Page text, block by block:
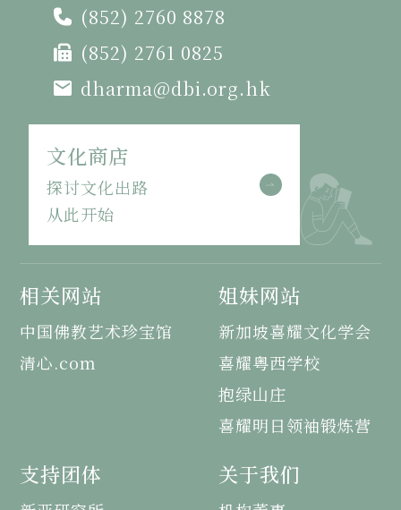
(852) 2760 8878
(852) 2761 0825
dharma@dbi.org.hk
文化商店
探讨文化出路
从此开始
相关网站
中国佛教艺术珍宝馆
清心.com
姐妹网站
新加坡喜耀文化学会
喜耀粤西学校
抱绿山庄
喜耀明日领袖锻炼营
支持团体 关于我们